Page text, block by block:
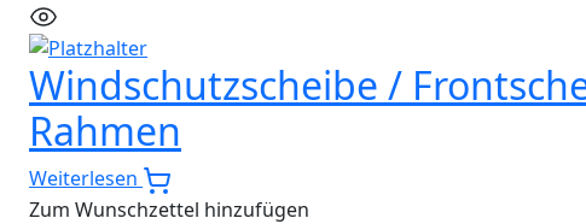
Windschutzscheibe /
Rahmen
Weiterlesen
Zum Wunschzettel hinzufügen